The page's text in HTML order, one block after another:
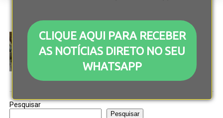
CLIQUE AQUI PARA RECEBER
AS NOTÍCIAS DIRETO NO SEU
WHATSAPP
All posts tagged "comerciantes"
ECONOMIA 2 anos atrás
Maioria dos comerciantes de Minas Gerais têm
boas expectativas para 2024
Pesquisar
Pesquisar